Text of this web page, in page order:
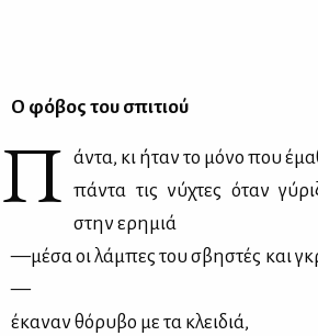
Ο φό­βος του σπι­τιού
Π άντα, κι ήταν το μό­νο που
πά­ντα τις νύ­χτες όταν
στην ερη­μιά
—μέ­σα οι λά­μπες του σβη­στές και
—
έκα­ναν θό­ρυ­βο με τα κλει­διά,